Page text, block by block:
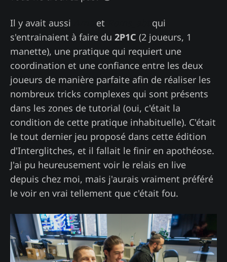
Il y avait aussi et
qui
s'entrainaient à faire du 2P1C (2 joueurs, 1
manette), une pratique qui requiert une
coordination et une confiance entre les deux
joueurs de manière parfaite afin de réaliser les
nombreux tricks complexes qui sont présents
dans les zones de tutorial (oui, c'était la
condition de cette pratique inhabituelle). C'était
le tout dernier jeu proposé dans cette édition
d'Interglitches, et il fallait le finir en apothéose.
J'ai pu heureusement voir le relais en live
depuis chez moi, mais j'aurais vraiment préféré
le voir en vrai tellement que c'était fou.